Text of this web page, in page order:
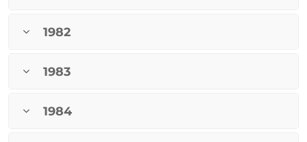
1982
1983
1984